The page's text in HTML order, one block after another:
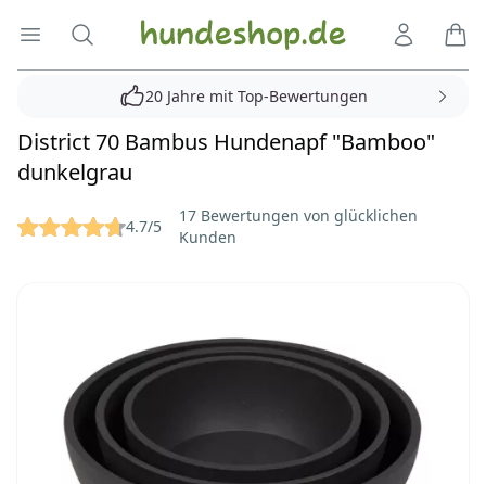
Menü öffnen
Suche Hundeshop.de
20 Jahre mit Top-Bewertungen
District 70 Bambus Hundenapf "Bamboo"
dunkelgrau
Reviews 4.7/5
17 Bewertungen von glücklichen
Kunden